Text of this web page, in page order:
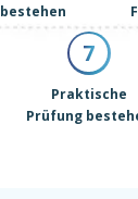
7
Praktische
Prüfung